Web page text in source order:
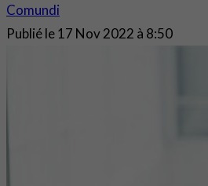
Comundi
Publié le17 Nov 2022 à 8:50